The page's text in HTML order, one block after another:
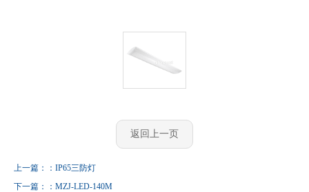
返回上一页
上一篇：：IP65三防灯
下一篇：：MZJ-LED-140M